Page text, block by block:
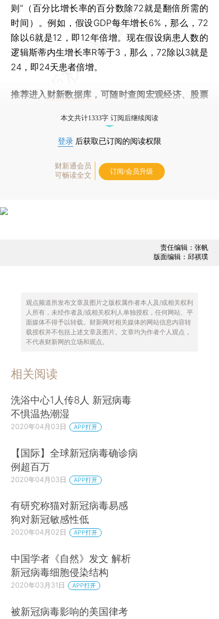
则”（百分比增长率的百分数除72就是翻倍所需的
时间）。例如，假设GDP每年增长6%，那么，72
除以6就是12，即12年倍增。现在假设病患人数的
逻辑斯蒂内生增长率R等于3，那么，72除以3就是
24，即24天患者倍增。
推荐进入 财新数据库 ，可随时查阅宏观经济、股票
本文共计1333字 订阅后继续阅读
登录 后获取已订阅的阅读权限
财新通会员
可畅读全文
订阅/会员升级
责任编辑：张帆
版面编辑：邱祺璞
观点频道所发布文章及图片之版权属作者本人及/或相关权利
人所有，未经作者及/或相关权利人单独授权，任何网站、平
面媒体不得予以转载。财新网对相关媒体的网站信息内容转
载授权并不包括上述文章及图片。文章均为作者个人观点，
不代表财新网的立场和观点。
相关阅读
洗浴中心1人传8人 新冠病毒
不惧温热潮湿
2020年04月03日 APP打开
【国际】全球新冠病毒确诊病
例超百万
2020年04月03日 APP打开
有研究称猫对新冠病毒易感
狗对新冠敏感性低
2020年04月02日 APP打开
中国学者《自然》发文 解析
新冠病毒细胞侵染结构
2020年03月31日 APP打开
被新冠病毒影响的美国律考